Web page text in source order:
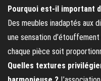
Pourquoi est-il important
Des meubles inadaptés aux
une sensation
chaque pièce soit
Quelles textures